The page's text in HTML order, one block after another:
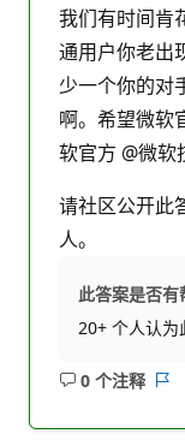
我们有时间肯
通用户你老出
少一个你的对
啊。希望微软
软官方 @微软
请社区公开此
人。
此答案是否有
20+ 个人认为
0 个注释
无